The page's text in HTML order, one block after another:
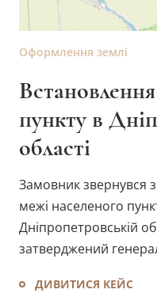
Оформлення землі
пункту в
області
Замовник звернувся
межі населеного
Дніпропетровській
затверджений
ДИВИТИСЯ КЕЙС